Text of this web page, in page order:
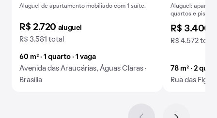
Aluguel de apartamento mobiliado com 1 suíte.
R$ 2.720 aluguel
R$ 3.581 total
60 m² · 1 quarto · 1 vaga
Avenida das Araucárias, Águas Claras ·
Brasília
Aluguel:
quartos e
R$ 3.400
R$ 4.572 total
78 m² · 2
Rua das